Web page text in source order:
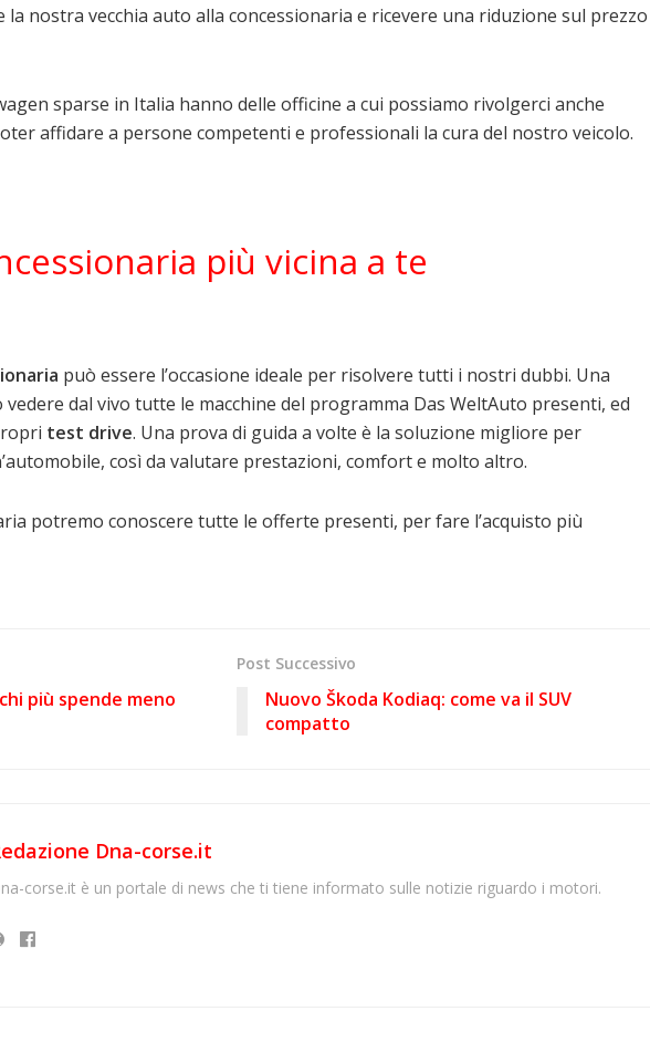
la nostra vecchia auto alla concessionaria e ricevere una riduzione sul prezzo
sparse in Italia hanno delle officine a cui possiamo rivolgerci anche
affidare a persone competenti e professionali la cura del nostro veicolo.
più vicina a te
può essere l’occasione ideale per risolvere tutti i nostri dubbi. Una
dal vivo tutte le macchine del programma Das WeltAuto presenti, ed
test drive. Una prova di guida a volte è la soluzione migliore per
così da valutare prestazioni, comfort e molto altro.
potremo conoscere tutte le offerte presenti, per fare l’acquisto più
più spende meno
Post Successivo
Nuovo Škoda Kodiaq: come va il SUV
compatto
Dna-corse.it
corse.it è un portale di news che ti tiene informato sulle notizie riguardo i motori.